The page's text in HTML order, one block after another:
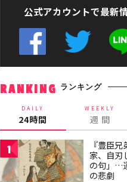
公式アカウントで最新
RANKING ランキング
DAILY
24時間
WEEKLY
週 間
1
『豊臣
家、自刃
の句」…
の悲劇